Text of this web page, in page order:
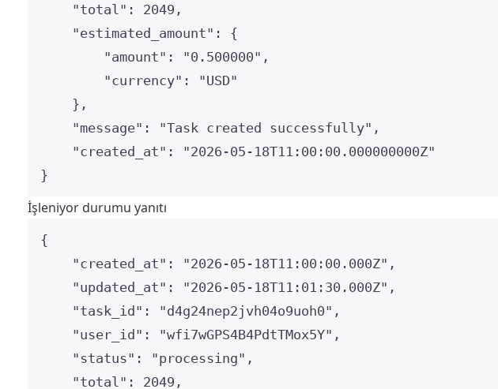
"total" : 2049 ,
"estimated_amount" : {
"amount" : "0.500000" ,
"currency" : "USD"
},
"message" : "Task created successfully" ,
"created_at" : "2026-05-18T11:00:00.000000000Z"
}
İşleniyor durumu yanıtı
{
"created_at" : "2026-05-18T11:00:00.000Z" ,
"updated_at" : "2026-05-18T11:01:30.000Z" ,
"task_id" : "d4g24nep2jvh04o9uoh0" ,
"user_id" : "wfi7wGPS4B4PdtTMox5Y" ,
"status" : "processing" ,
"total" : 2049 ,